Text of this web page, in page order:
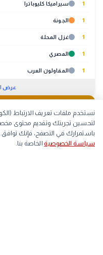
1 سيراميكا كليوباترا
1 الجونة
1 غزل المحلة
1 المصري
1 المقاولون العرب
عرض الكل
🐔
لحوم بيض
الصنف
home
الرئيسية
explore
استكشف
نستخدم ملفات تعريف الارتباط
لتحسين تجربتك وتقديم محتوى
باستمرارك في التصفح، فإنك
سياسة الخصوصية الخاصة بنا.